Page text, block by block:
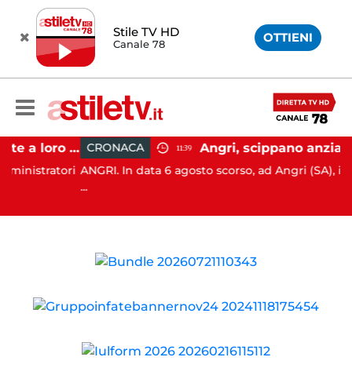
Stile TV HD
Canale 78 OTTIENI
Firme digitali utilizzate a loro insaputa: 9 indagati nel Vallo di Diano CRONACA 11:39
ANGRI. In data 6 agosto scorso, ad Angri (SA), i